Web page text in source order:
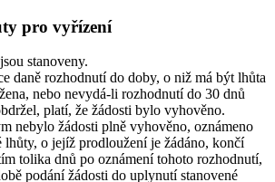
pro vyřízení
stanoveny.
daně rozhodnutí do doby, o niž má být lhůta
nebo nevydá-li rozhodnutí do 30 dnů
platí, že žádosti bylo vyhověno.
nebylo žádosti plně vyhověno, oznámeno
lhůty, o jejíž prodloužení je žádáno, končí
tolika dnů po oznámení tohoto rozhodnutí,
podání žádosti do uplynutí stanovené